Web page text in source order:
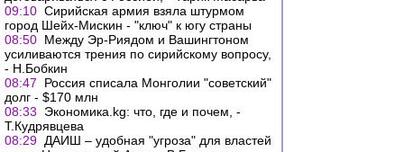
09:10 Сирийская армия взяла штурмом
город Шейх-Мискин - "ключ" к югу страны
08:50 Между Эр-Риядом и Вашингтоном
усиливаются трения по сирийскому вопросу,
- Н.Бобкин
08:47
Россия списала Монголии "советский"
долг - $170 млн
08:33
Экономика.kg: что, где и почем, -
Т.Кудрявцева
08:29 ДАИШ – удобная "угроза" для властей